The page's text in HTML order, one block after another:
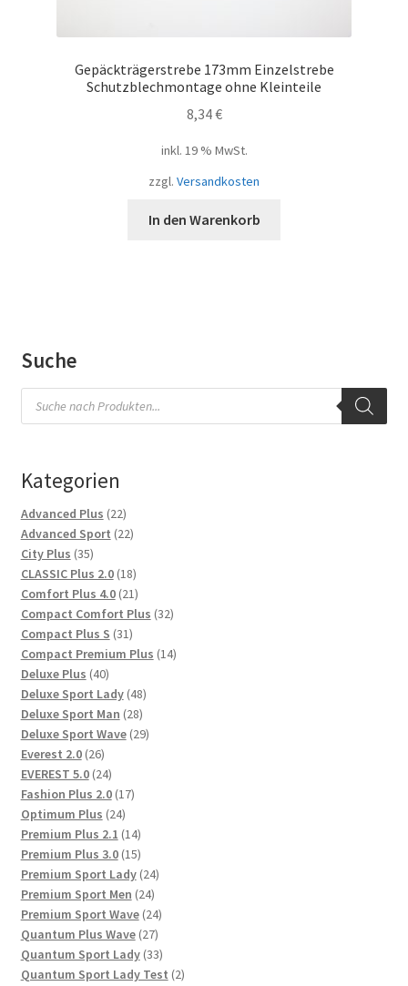
Gepäckträgerstrebe 173mm Einzelstrebe
Schutzblechmontage ohne Kleinteile
8,34€
inkl. 19 % MwSt.
zzgl. Versandkosten
In den Warenkorb
Suche
Products
search
Kategorien
Advanced Plus 2222
Produkte
Advanced Sport 2222
City Plus 3535
Produkte
CLASSIC Plus 2.0 1818
Produkte
Comfort Plus 4.0 2121
Produkte
Compact Comfort Plus 3232
Compact Plus S 3131
Produkte
Compact Premium Plus 1414
Deluxe Plus 4040
Produkte
Deluxe Sport Lady 4848
Produkte
Deluxe Sport Man 2828
Produkte
Deluxe Sport Wave 2929
Everest 2.0 2626
Produkte
EVEREST 5.0 2424
Produkte
Fashion Plus 2.0 1717
Optimum Plus 2424
Produkte
Premium Plus 2.1 1414
Produkte
Premium Plus 3.0 1515
Produkte
Premium Sport Lady 2424
Premium Sport Men 2424
Produkte
Premium Sport Wave 2424
Produkte
Quantum Plus Wave 2727
Produkte
Quantum Sport Lady 3333
Produkte
Quantum Sport Lady Test 22